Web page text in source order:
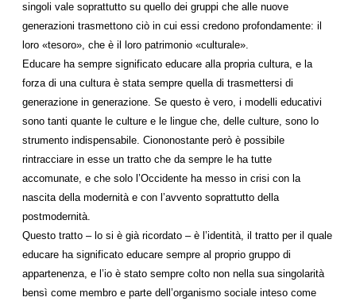
singoli vale soprattutto su quello dei gruppi che alle nuove
generazioni trasmettono ciò in cui essi credono profondamente: il
loro «tesoro», che è il loro patrimonio «culturale».
Educare ha sempre significato educare alla propria cultura, e la
forza di una cultura è stata sempre quella di trasmettersi di
generazione in generazione. Se questo è vero, i modelli educativi
sono tanti quante le culture e le lingue che, delle culture, sono lo
strumento indispensabile. Ciononostante però è possibile
rintracciare in esse un tratto che da sempre le ha tutte
accomunate, e che solo l’Occidente ha messo in crisi con la
nascita della modernità e con l’avvento soprattutto della
postmodernità.
Questo tratto – lo si è già ricordato – è l’identità, il tratto per il quale
educare ha significato educare sempre al proprio gruppo di
appartenenza, e l’io è stato sempre colto non nella sua singolarità
bensì come membro e parte dell’organismo sociale inteso come